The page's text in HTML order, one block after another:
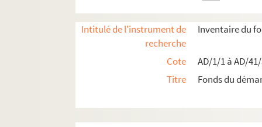
Intitulé de l'instrument de
recherche
Inventaire du
Cote
AD/1/1 à AD/
Titre
Fonds du
Boîte 32
Boîte 33
Boîte 37